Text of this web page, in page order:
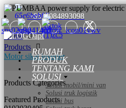
+8615084893098
RUMAH
PRODUK
TENTANG KAMI
SOLUSI
Solusi mobil/mini van
Solusi truk logistik
Solusi bus
Home
Products
Motor sikat inverter
Products Categories
Featured Products